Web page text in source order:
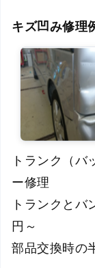
キズ凹み修理
トランク（バ
ー修理
トランクと
円～
部品交換時の